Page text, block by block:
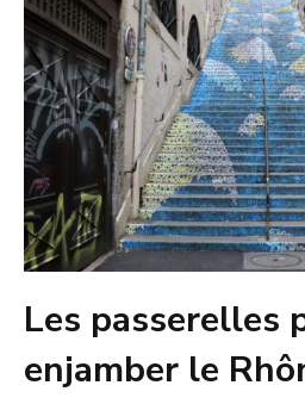
Les passerelles
enjamber le